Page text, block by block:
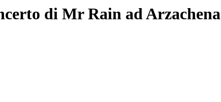
di Mr Rain ad Arzachena